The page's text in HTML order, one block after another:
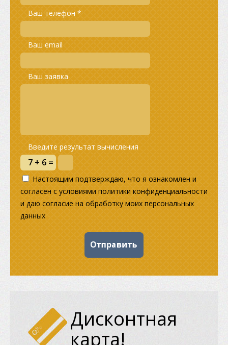
Ваш телефон *
Ваш email
Ваш заявка
Введите результат вычисления
Настоящим подтверждаю, что я ознакомлен и
согласен с условиями политики конфиденциальности
и даю согласие на обработку моих персональных
данных
Дисконтная
карта!